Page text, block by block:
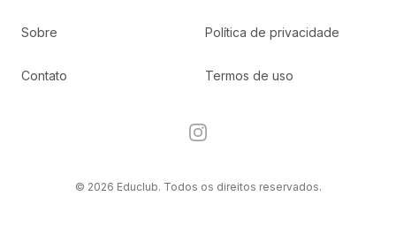
Sobre
Contato
Política de privacidade
Termos de uso
Instagram
© 2026 Educlub. Todos os direitos reservados.